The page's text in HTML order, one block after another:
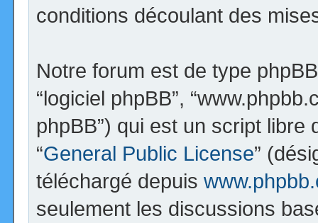
conditions découlant des
Notre forum est de type phpBB
“logiciel phpBB”,
phpBB”) qui est un script
“General Public License”
téléchargé depuis
seulement les discussions